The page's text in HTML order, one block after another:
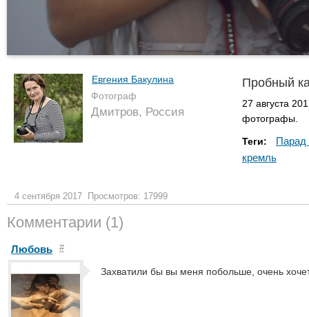
Евгения Бакулина
Фотограф
Дмитров, Россия
Пробный
27 августа
фотографы.
Теги:
Парад
кремль
4 сентября 2017 Просмотров: 17999
Комментарии (1)
Любовь #
Захватили бы вы меня побольше, очень